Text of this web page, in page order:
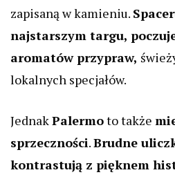
zapisaną w kamieniu.
najstarszym targu,
aromatów przypraw,
lokalnych specjałów.
JednakPalermoto także
sprzeczności.Brudne
kontrastują z pięknem